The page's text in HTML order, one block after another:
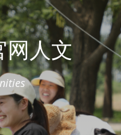
网人文